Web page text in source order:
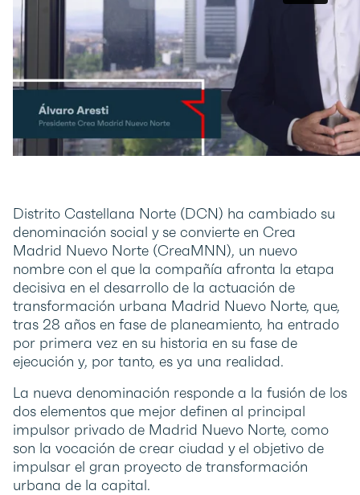
Distrito Castellana Norte (DCN) ha cambiado su
denominación social y se convierte en Crea
Madrid Nuevo Norte (CreaMNN), un nuevo
nombre con el que la compañía afronta la etapa
decisiva en el desarrollo de la actuación de
transformación urbana Madrid Nuevo Norte, que,
tras 28 años en fase de planeamiento, ha entrado
por primera vez en su historia en su fase de
ejecución y, por tanto, es ya una realidad.
La nueva denominación responde a la fusión de los
dos elementos que mejor definen al principal
impulsor privado de Madrid Nuevo Norte, como
son la vocación de crear ciudad y el objetivo de
impulsar el gran proyecto de transformación
urbana de la capital.